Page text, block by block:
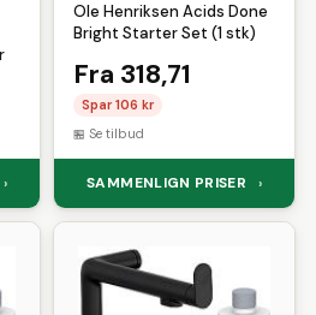
›
Ole Henriksen Acids Done
Bright Starter Set (1 stk)
Fra 318,71
Spar 106 kr
Se tilbud
SAMMENLIGN PRISER ›